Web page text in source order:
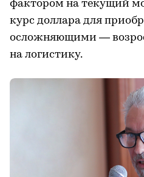
фактором на текущий
курс доллара для
осложняющими —
на логистику.